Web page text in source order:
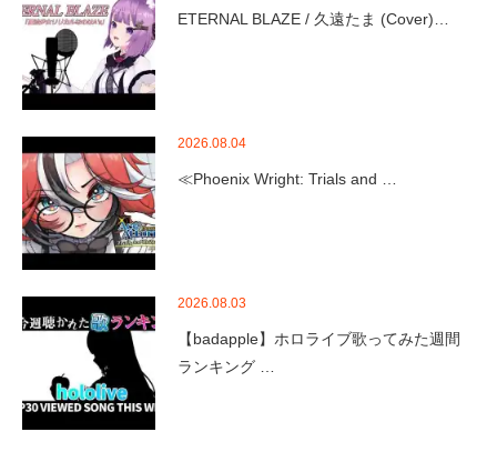
ETERNAL BLAZE / 久遠たま (Cover)…
2026.08.04
≪Phoenix Wright: Trials and …
2026.08.03
【badapple】ホロライブ歌ってみた週間
ランキング …